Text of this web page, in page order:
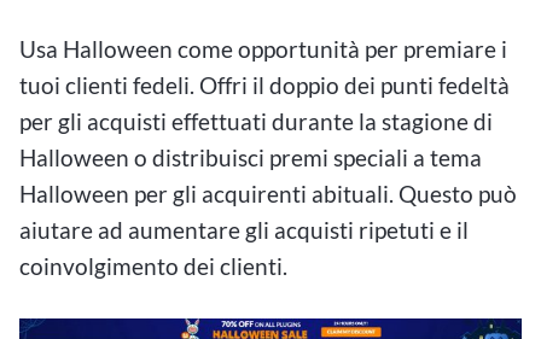
Usa Halloween come opportunità per premiare i
tuoi clienti fedeli. Offri il doppio dei punti fedeltà
per gli acquisti effettuati durante la stagione di
Halloween o distribuisci premi speciali a tema
Halloween per gli acquirenti abituali. Questo può
aiutare ad aumentare gli acquisti ripetuti e il
coinvolgimento dei clienti.